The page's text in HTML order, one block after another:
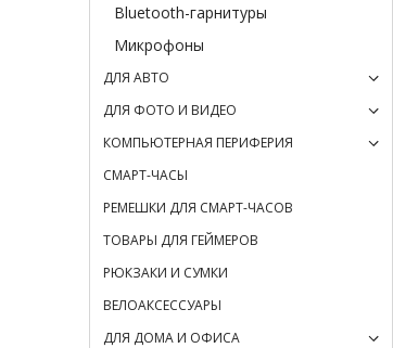
Bluetooth-гарнитуры
Микрофоны
ДЛЯ АВТО
ДЛЯ ФОТО И ВИДЕО
КОМПЬЮТЕРНАЯ ПЕРИФЕРИЯ
СМАРТ-ЧАСЫ
РЕМЕШКИ ДЛЯ СМАРТ-ЧАСОВ
ТОВАРЫ ДЛЯ ГЕЙМЕРОВ
РЮКЗАКИ И СУМКИ
ВЕЛОАКСЕССУАРЫ
ДЛЯ ДОМА И ОФИСА